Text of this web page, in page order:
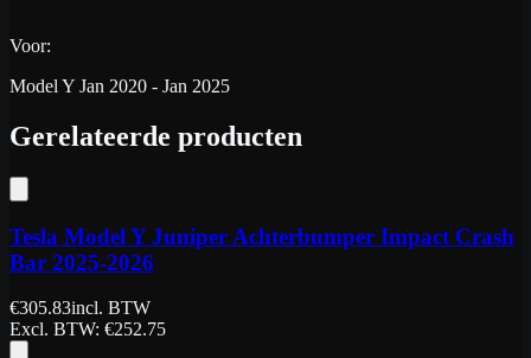
Voor:
Model Y Jan 2020 - Jan 2025
Gerelateerde producten
Tesla Model Y Juniper Achterbumper Impact Crash
Bar 2025-2026
€305.83incl. BTW
Excl. BTW: €252.75